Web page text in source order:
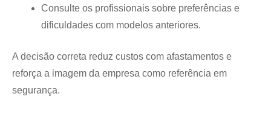
Consulte os profissionais sobre preferências e
dificuldades com modelos anteriores.
A decisão correta reduz custos com afastamentos e
reforça a imagem da empresa como referência em
segurança.